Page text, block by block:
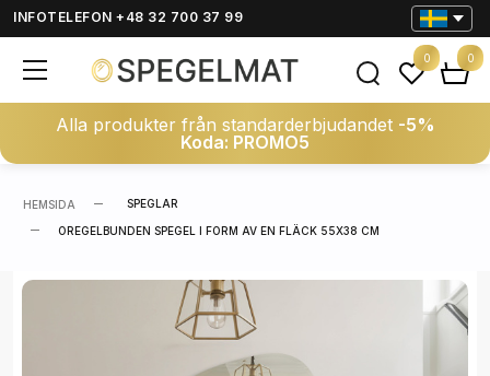
INFOTELEFON +48 32 700 37 99
Alla produkter från standarderbjudandet -5%
Koda: PROMO5
0 0
HEMSIDA SPEGLAR
OREGELBUNDEN SPEGEL I FORM AV EN FLÄCK 55X38 CM